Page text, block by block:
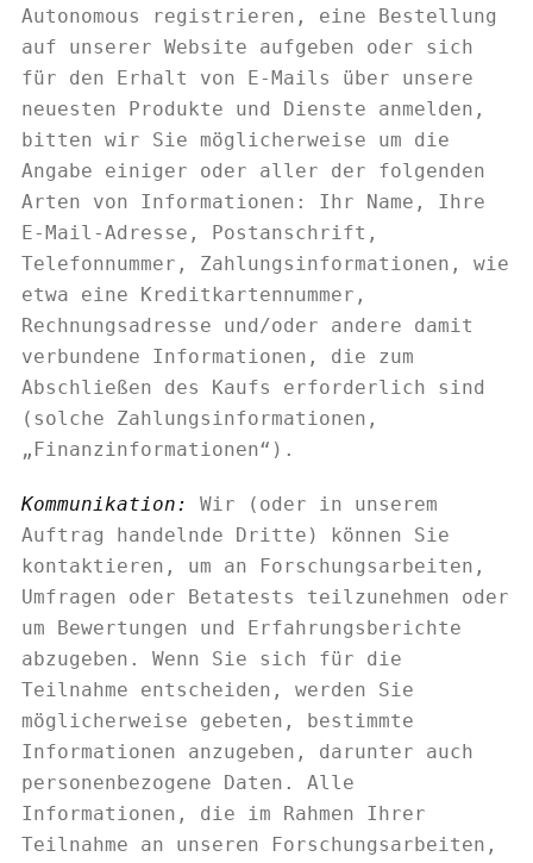
Autonomous registrieren, eine Bestellung
auf unserer Website aufgeben oder sich
für den Erhalt von E-Mails über unsere
neuesten Produkte und Dienste anmelden,
bitten wir Sie möglicherweise um die
Angabe einiger oder aller der folgenden
Arten von Informationen: Ihr Name, Ihre
E-Mail-Adresse, Postanschrift,
Telefonnummer, Zahlungsinformationen, wie
etwa eine Kreditkartennummer,
Rechnungsadresse und/oder andere damit
verbundene Informationen, die zum
Abschließen des Kaufs erforderlich sind
(solche Zahlungsinformationen,
„Finanzinformationen“).
Kommunikation:
Wir (oder in unserem
Auftrag handelnde Dritte) können Sie
kontaktieren, um an Forschungsarbeiten,
Umfragen oder Betatests teilzunehmen oder
um Bewertungen und Erfahrungsberichte
abzugeben. Wenn Sie sich für die
Teilnahme entscheiden, werden Sie
möglicherweise gebeten, bestimmte
Informationen anzugeben, darunter auch
personenbezogene Daten. Alle
Informationen, die im Rahmen Ihrer
Teilnahme an unseren Forschungsarbeiten,